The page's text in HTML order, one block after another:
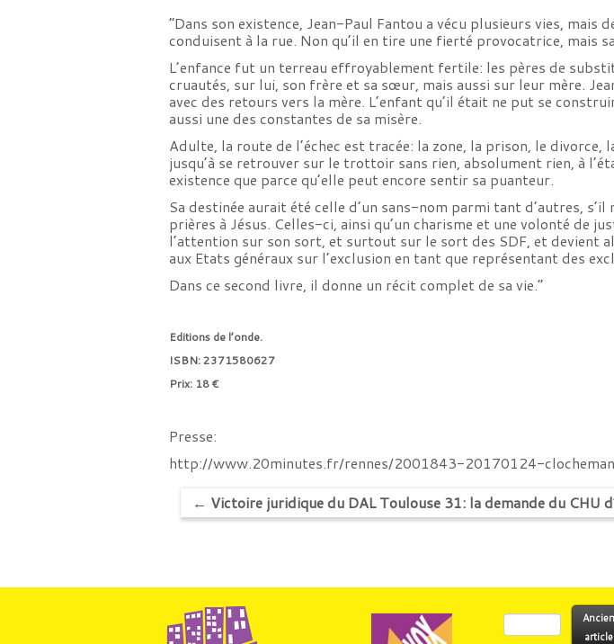
“Dans son existence, Jean-Paul Fantou a vécu plusieurs vies,
conduisent à la rue. Non qu’il en tire une fierté provocatrice, mais
L’enfance fut un terreau effroyablement fertile: les pères de
cruautés, sur lui, son frère et sa sœur, mais aussi sur leur mère.
avec des retours vers la mère. L’enfant qu’il était ne put se
aussi une des constantes de sa misère.
Adulte, la route de l’échec est tracée: la zone, la prison, le
jusqu’à se retrouver sur le trottoir sans rien, absolument rien, à
existence que parce qu’elle peut encore sentir sa puanteur.
Sa destinée aurait été celle d’un sans-nom parmi tant d’autres,
prières à Jésus. Celles-ci, ainsi qu’un charisme et une volonté de
l’attention sur son sort, et surtout sur le sort des SDF, et devient
aux Etats généraux sur l’exclusion en tant que représentant des
Dans ce second livre, il donne un récit complet de sa vie.”
Editions de l’onde.
ISBN:2371580627
Prix: 18 €
Presse:
http://www.20minutes.fr/rennes/2001843-20170124-
← Victoire juridique du DAL Toulouse 31: la demande du CHU
Rechercher :